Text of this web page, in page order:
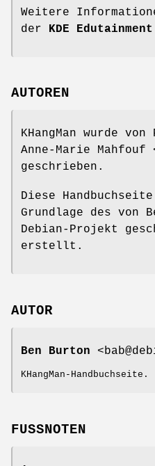
Weitere
der
KDE
AUTOREN
KHangMan wurde
Anne-Marie Mahfouf
geschrieben.
Diese
Grundlage des von
Debian-Projekt
erstellt.
AUTOR
Ben Burton
KHangMan-Handbuchseite.
FUSSNOTEN